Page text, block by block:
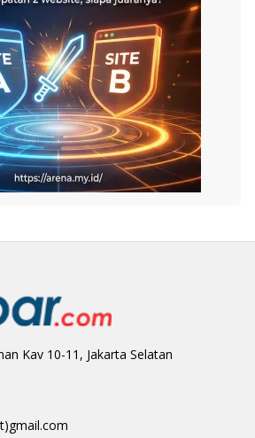
Kav 10-11, Jakarta Selatan